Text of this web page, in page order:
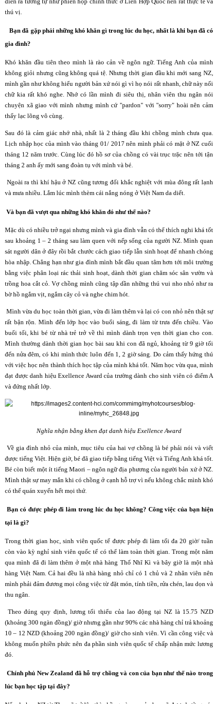
thú vị.
Bạn đã gặp phải những khó khăn gì trong lúc du học, nhất là khi bạn đã có
gia đình?
Khó khăn đầu tiên theo mình là rào cản về ngôn ngữ. Tiếng Anh của mình
không giỏi nhưng cũng không quá tệ. Nhưng thời gian đầu khi mới sang NZ,
mình gần như không hiểu người bản xứ nói gì vì họ nói rất nhanh, chữ này nối
chữ kia rất khó nghe. Nhớ có lần mình đi siêu thị, nhân viên thu ngân nói
chuyện xã giao với mình nhưng mình cứ "pardon" với "sorry" hoài nên cảm
thấy lạc lõng vô cùng.
Sau đó là cảm giác nhớ nhà, nhất là 2 tháng đầu khi chồng mình chưa qua.
Lịch nhập học của mình vào tháng 01/ 2017 nên mình phải có mặt ở NZ cuối
tháng 12 năm trước. Cùng lúc đó hồ sơ của chồng có vài trục trặc nên tới tận
tháng 2 anh ấy mới sang đoàn tụ với mình và bé.
Ngoài ra thì khí hậu ở NZ cũng tương đối khắc nghiệt với mùa đông rất lạnh
và mưa nhiều. Lắm lúc mình thèm cái nắng nóng ở Việt Nam da diết.
Và bạn đã vượt qua những khó khăn đó như thế nào?
Mặc dù có nhiều trở ngại nhưng mình và gia đình vẫn có thể thích nghi khá tốt
sau khoảng 1 – 2 tháng sau làm quen với nếp sống của người NZ. Mình quan
sát người dân ở đây rồi bắt chước cách giao tiếp lẫn sinh hoạt để nhanh chóng
hòa nhập. Chẳng hạn như gia đình mình bắt đầu quan tâm hơn tới môi trường
bằng việc phân loại rác thải sinh hoạt, dành thời gian chăm sóc sân vườn và
trồng hoa cắt cỏ. Vợ chồng mình cũng tập dần những thú vui nho nhỏ như ra
bờ hồ ngắm vịt, ngắm cây cỏ và nghe chim hót.
Mình vừa du học toàn thời gian, vừa đi làm thêm và lại có con nhỏ nên thật sự
rất bận rộn. Mình đến lớp học vào buổi sáng, đi làm từ trưa đến chiều. Vào
buổi tối, khi bé từ nhà trẻ trở về thì mình dành trọn vẹn thời gian cho con.
Mình thường dành thời gian học bài sau khi con đã ngủ, khoảng từ 9 giờ tối
đến nửa đêm, có khi mình thức luôn đến 1, 2 giờ sáng. Do cảm thấy hứng thú
với việc học nên thành thích học tập của mình khá tốt. Năm học vừa qua, mình
đạt được danh hiệu Exellence Award của trường dành cho sinh viên có điểm A
và đứng nhất lớp.
Nghĩa nhận bằng khen đạt danh hiệu Exellence Award
Về gia đình nhỏ của mình, mục tiêu của hai vợ chồng là bé phải nói và viết
được tiếng Việt. Hiện giờ, bé đã giao tiếp bằng tiếng Việt và Tiếng Anh khá tốt.
Bé còn biết một ít tiếng Maori – ngôn ngữ địa phương của người bản xứ ở NZ.
Mình thật sự may mắn khi có chồng ở cạnh hỗ trợ vì nếu không chắc mình khó
có thể quán xuyến hết mọi thứ.
Bạn có được phép đi làm trong lúc du học không? Công việc của bạn hiện
tại là gì?
Trong thời gian học, sinh viên quốc tế được phép đi làm tối đa 20 giờ/ tuần
còn vào kỳ nghỉ sinh viên quốc tế có thể làm toàn thời gian. Trong một năm
qua mình đã đi làm thêm ở một nhà hàng Thổ Nhĩ Kì và bây giờ là một nhà
hàng Việt Nam. Cả hai đều là nhà hàng nhỏ chỉ có 1 chủ và 2 nhân viên nên
mình phải đảm đương mọi công việc từ đặt món, tính tiền, rửa chén, lau dọn và
thu ngân.
Theo đúng quy định, lương tối thiểu của lao động tại NZ là 15.75 NZD
(khoảng 300 ngàn đồng)/ giờ nhưng gần như 90% các nhà hàng chỉ trả khoảng
10 – 12 NZD (khoảng 200 ngàn đồng)/ giờ cho sinh viên. Vì cần công việc và
không muốn phiền phức nên đa phần sinh viên quốc tế chấp nhận mức lương
đó.
Chính phủ New Zealand đã hỗ trợ chồng và con của bạn như thế nào trong
lúc bạn học tập tại đây?